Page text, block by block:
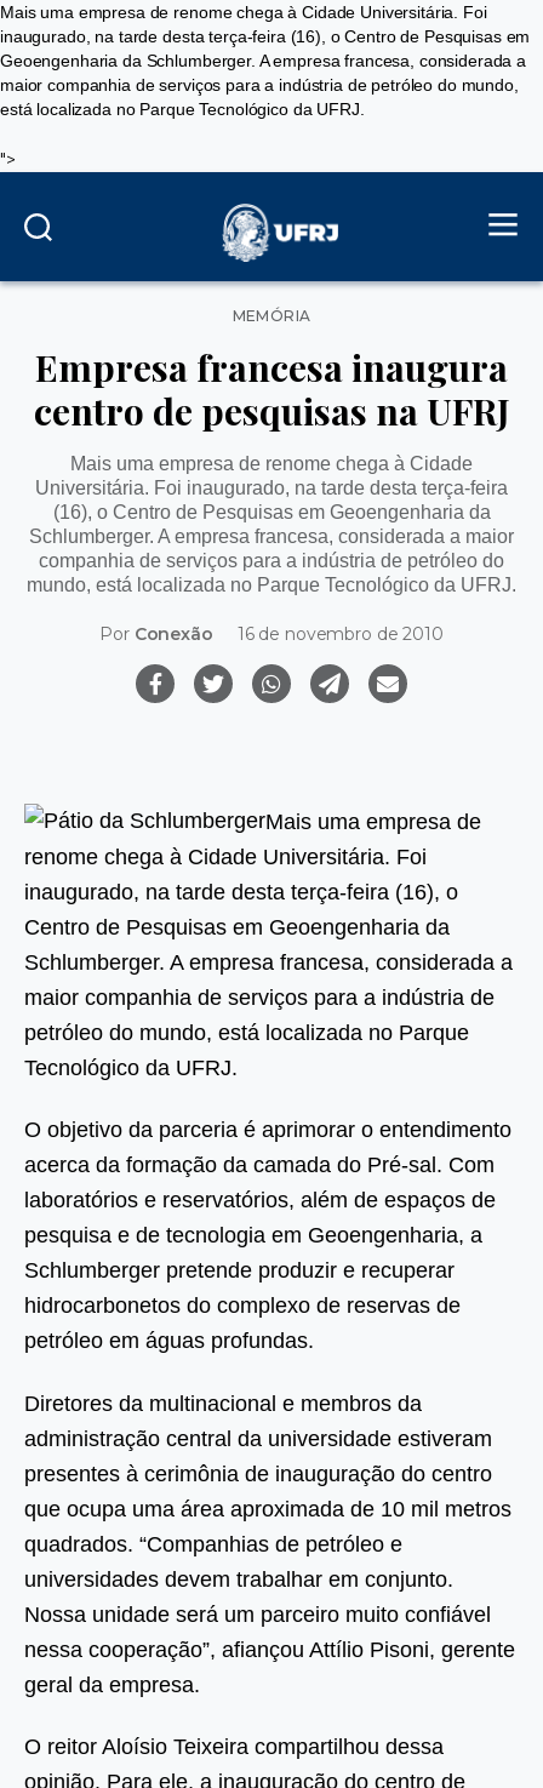
Mais uma empresa de renome chega à Cidade Universitária. Foi
inaugurado, na tarde desta terça-feira (16), o Centro de Pesquisas em
Geoengenharia da Schlumberger. A empresa francesa, considerada a
maior companhia de serviços para a indústria de petróleo do mundo,
está localizada no Parque Tecnológico da UFRJ.
">
Categorias
MEMÓRIA
Empresa francesa inaugura
centro de pesquisas na UFRJ
Mais uma empresa de renome chega à Cidade
Universitária. Foi inaugurado, na tarde desta terça-feira
(16), o Centro de Pesquisas em Geoengenharia da
Schlumberger. A empresa francesa, considerada a maior
companhia de serviços para a indústria de petróleo do
mundo, está localizada no Parque Tecnológico da UFRJ.
Por Conexão 16 de novembro de 2010
Mais uma empresa de
renome chega à Cidade Universitária. Foi
inaugurado, na tarde desta terça-feira (16), o
Centro de Pesquisas em Geoengenharia da
Schlumberger. A empresa francesa, considerada a
maior companhia de serviços para a indústria de
petróleo do mundo, está localizada no Parque
Tecnológico da UFRJ.
O objetivo da parceria é aprimorar o entendimento
acerca da formação da camada do Pré-sal. Com
laboratórios e reservatórios, além de espaços de
pesquisa e de tecnologia em Geoengenharia, a
Schlumberger pretende produzir e recuperar
hidrocarbonetos do complexo de reservas de
petróleo em águas profundas.
Diretores da multinacional e membros da
administração central da universidade estiveram
presentes à cerimônia de inauguração do centro
que ocupa uma área aproximada de 10 mil metros
quadrados. “Companhias de petróleo e
universidades devem trabalhar em conjunto.
Nossa unidade será um parceiro muito confiável
nessa cooperação”, afiançou Attílio Pisoni, gerente
geral da empresa.
O reitor Aloísio Teixeira compartilhou dessa
opinião. Para ele, a inauguração do centro de